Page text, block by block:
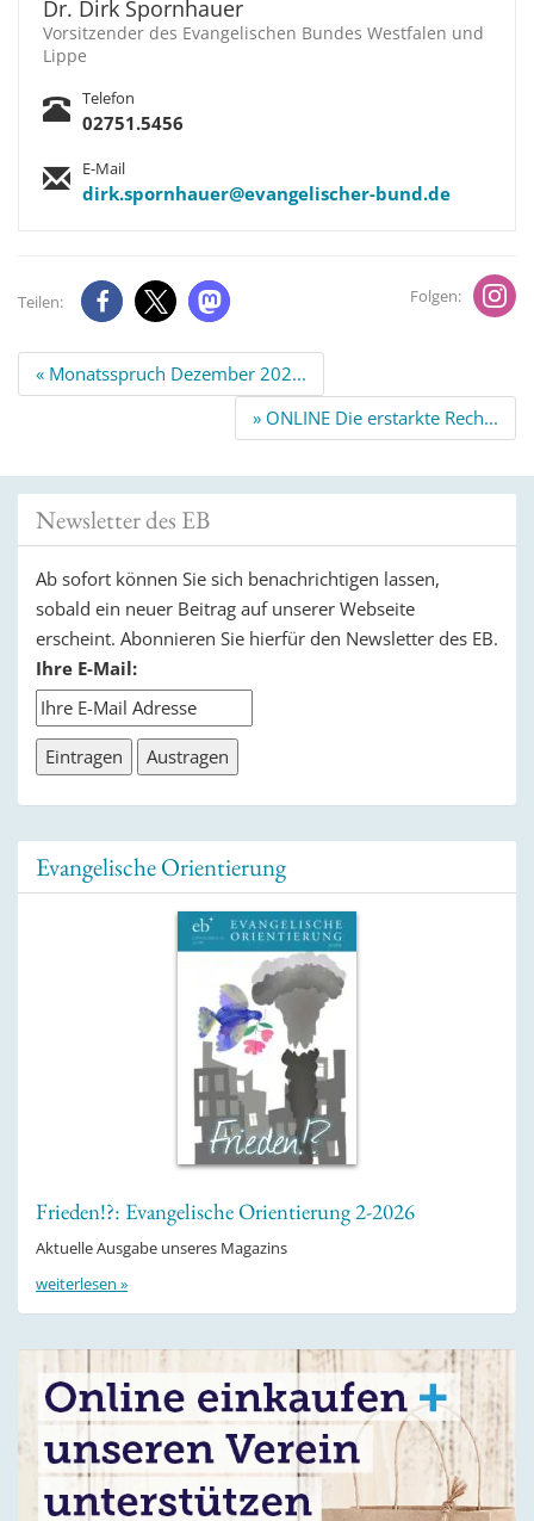
Dr. Dirk Spornhauer
Vorsitzender des Evangelischen Bundes Westfalen und
Lippe
Telefon
02751.5456
E-Mail
dirk.spornhauer@evangelischer-bund.de
Teilen: Folgen:
Beitrags
Navigation
« Monatsspruch Dezember 202...
» ONLINE Die erstarkte Rech...
Newsletter des EB
Ab sofort können Sie sich benachrichtigen lassen,
sobald ein neuer Beitrag auf unserer Webseite
erscheint. Abonnieren Sie hierfür den Newsletter des EB.
Ihre E-Mail:
Evangelische Orientierung
Frieden!?: Evangelische Orientierung 2-2026
Aktuelle Ausgabe unseres Magazins
weiterlesen »